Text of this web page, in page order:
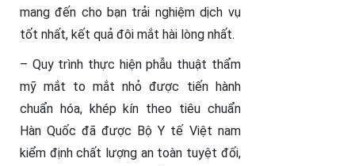
mang đến cho bạn trải nghiệm dịch vụ
tốt nhất, kết quả đôi mắt hài lòng nhất.
– Quy trình thực hiện phẫu thuật thẩm
mỹ mắt to mắt nhỏ được tiến hành
chuẩn hóa, khép kín theo tiêu chuẩn
Hàn Quốc đã được Bộ Y tế Việt nam
kiểm định chất lượng an toàn tuyệt đối,